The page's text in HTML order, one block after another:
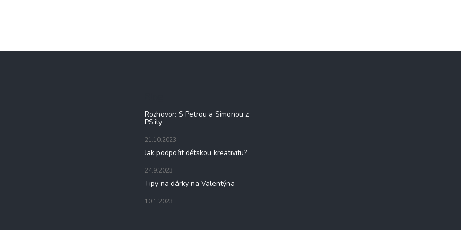
Rozhovor: S Petrou a Simonou z
PS.ily
21.10.2023
Jak podpořit dětskou kreativitu?
24.9.2023
Tipy na dárky na Valentýna
10.1.2023